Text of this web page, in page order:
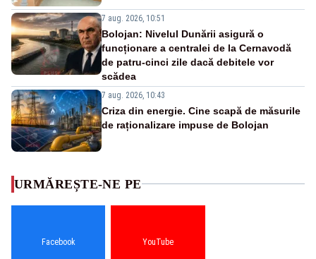
7 aug. 2026, 10:51
Bolojan: Nivelul Dunării asigură o
funcționare a centralei de la Cernavodă
de patru-cinci zile dacă debitele vor
scădea
7 aug. 2026, 10:43
Criza din energie. Cine scapă de măsurile
de raționalizare impuse de Bolojan
URMĂREȘTE-NE PE
Facebook YouTube